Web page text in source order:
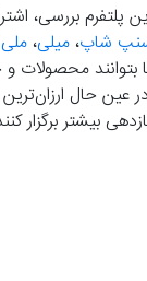
پلتفرم بررسی،
شاپ، میلی،
محصولات و
عین حال
بیشتر برگزار